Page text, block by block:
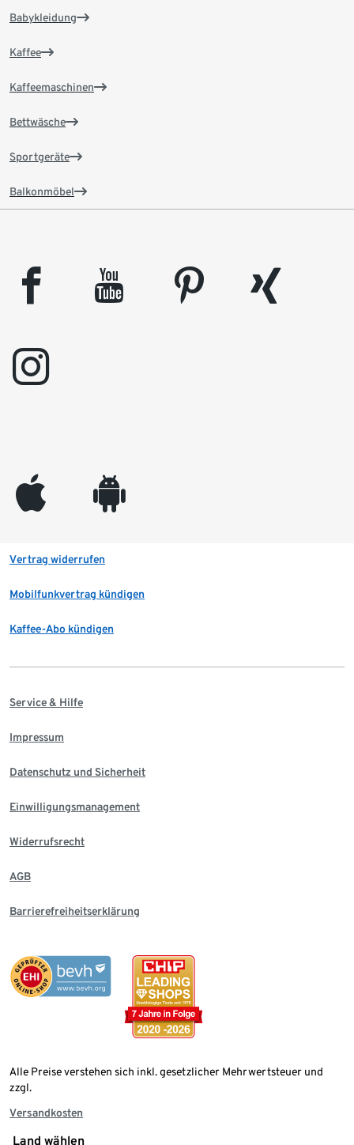
Babykleidung
Kaffee
Kaffeemaschinen
Bettwäsche
Sportgeräte
Balkonmöbel
facebook youtube pinterest
xing
instagram
appleinc android
Vertrag widerrufen
Mobilfunkvertrag kündigen
Kaffee-Abo kündigen
Service & Hilfe
Impressum
Datenschutz und Sicherheit
Einwilligungsmanagement
Widerrufsrecht
AGB
Barrierefreiheitserklärung
Alle Preise verstehen sich inkl. gesetzlicher Mehrwertsteuer und
zzgl.
Versandkosten
Land wählen